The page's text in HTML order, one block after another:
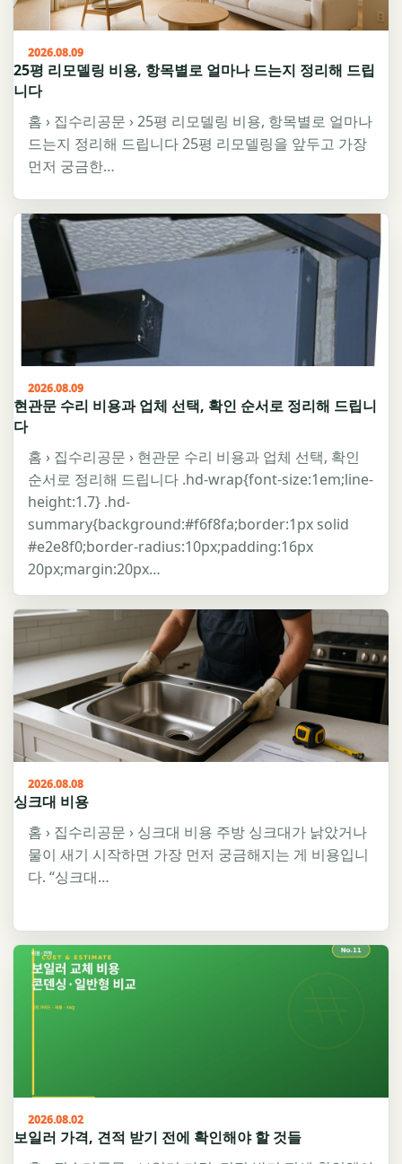
2026.08.09
25평 리모델링 비용, 항목별로 얼마나 드는지 정리해 드립
니다
홈 › 집수리공문 › 25평 리모델링 비용, 항목별로 얼마나
드는지 정리해 드립니다 25평 리모델링을 앞두고 가장
먼저 궁금한…
2026.08.09
현관문 수리 비용과 업체 선택, 확인 순서로 정리해 드립니
다
홈 › 집수리공문 › 현관문 수리 비용과 업체 선택, 확인
순서로 정리해 드립니다 .hd-wrap{font-size:1em;line-
height:1.7} .hd-
summary{background:#f6f8fa;border:1px solid
#e2e8f0;border-radius:10px;padding:16px
20px;margin:20px…
2026.08.08
싱크대 비용
홈 › 집수리공문 › 싱크대 비용 주방 싱크대가 낡았거나
물이 새기 시작하면 가장 먼저 궁금해지는 게 비용입니
다. “싱크대…
2026.08.02
보일러 가격, 견적 받기 전에 확인해야 할 것들